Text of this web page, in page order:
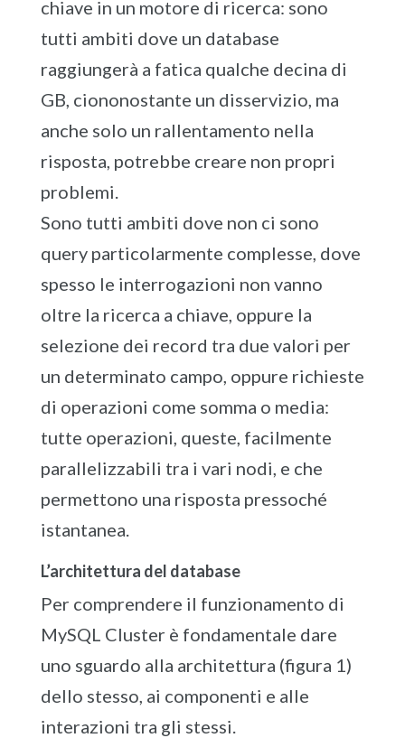
chiave in un motore di ricerca: sono
tutti ambiti dove un database
raggiungerà a fatica qualche decina di
GB, ciononostante un disservizio, ma
anche solo un rallentamento nella
risposta, potrebbe creare non propri
problemi.
Sono tutti ambiti dove non ci sono
query particolarmente complesse, dove
spesso le interrogazioni non vanno
oltre la ricerca a chiave, oppure la
selezione dei record tra due valori per
un determinato campo, oppure richieste
di operazioni come somma o media:
tutte operazioni, queste, facilmente
parallelizzabili tra i vari nodi, e che
permettono una risposta pressoché
istantanea.
L’architettura del database
Per comprendere il funzionamento di
MySQL Cluster è fondamentale dare
uno sguardo alla architettura (figura 1)
dello stesso, ai componenti e alle
interazioni tra gli stessi.